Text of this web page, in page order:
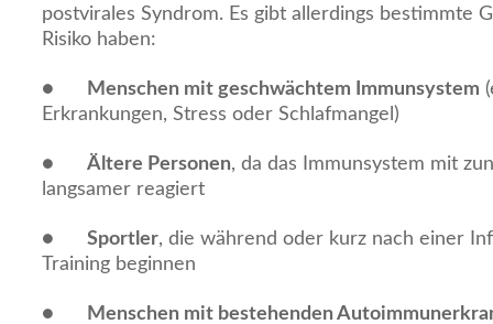
postvirales Syndrom. Es gibt allerdings bestimmte
Risiko haben:
● Menschen mit geschwächtem Immunsystem
Erkrankungen, Stress oder Schlafmangel)
● Ältere Personen, da das Immunsystem mit
langsamer reagiert
● Sportler, die während oder kurz nach einer
Training beginnen
●
Menschen mit bestehenden